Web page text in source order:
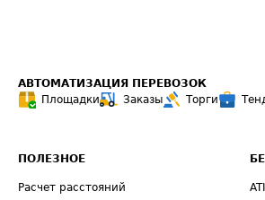
АВТОМАТИЗАЦИЯ ПЕРЕВОЗОК
Площадки
Заказы Торги
ПОЛЕЗНОЕ
Расчет расстояний